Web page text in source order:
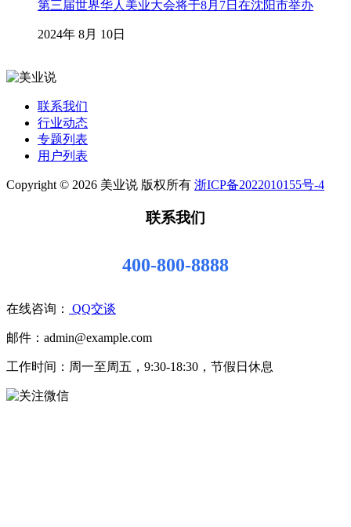
第三届世界华人美业大会将于8月7日在沈阳市举办
2024年 8月 10日
联系我们
行业动态
专题列表
用户列表
Copyright © 2026 美业说 版权所有 浙ICP备2022010155号-4
联系我们
400-800-8888
在线咨询： QQ交谈
邮件：admin@example.com
工作时间：周一至周五，9:30-18:30，节假日休息